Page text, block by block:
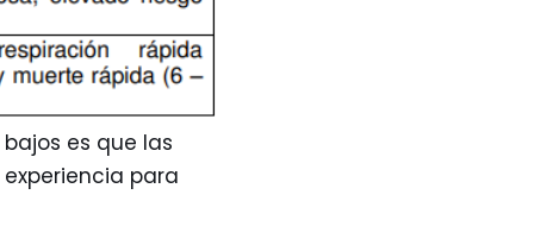
es que las
para